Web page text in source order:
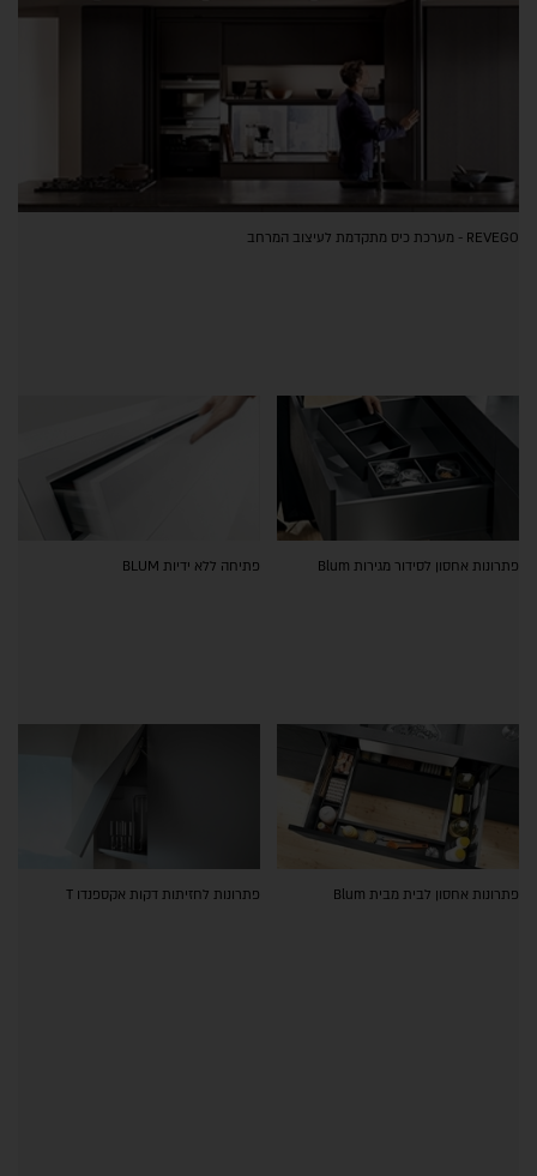
REVEGO - מערכת כיס מתקדמת לעיצוב המרחב
פתרונות אחסון לסידור מגירות Blum פתיחה ללא ידיות BLUM
פתרונות אחסון לבית מבית Blum פתרונות לחזיתות דקות אקספנדו T